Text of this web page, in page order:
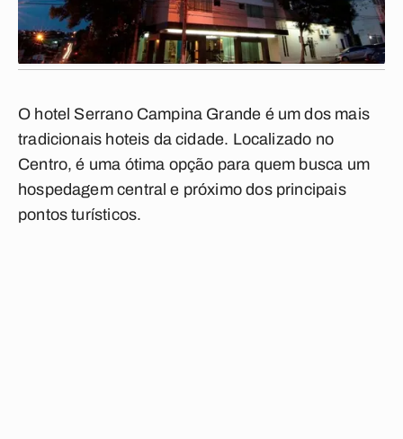
O hotel Serrano Campina Grande é um dos mais
tradicionais hoteis da cidade. Localizado no
Centro, é uma ótima opção para quem busca um
hospedagem central e próximo dos principais
pontos turísticos.